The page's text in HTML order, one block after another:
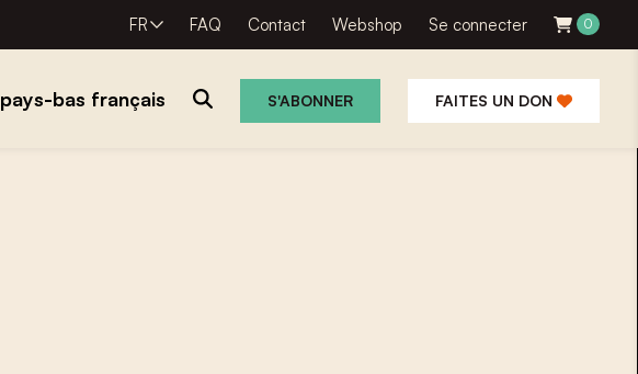
FR FAQ Contact Webshop Se connecter 0
pays-bas français S'ABONNER FAITES UN DON